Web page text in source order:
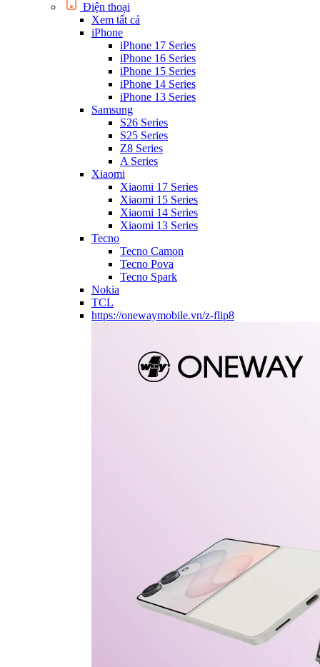
Điện thoại
Xem tất cả
iPhone
iPhone 17 Series
iPhone 16 Series
iPhone 15 Series
iPhone 14 Series
iPhone 13 Series
Samsung
S26 Series
S25 Series
Z8 Series
A Series
Xiaomi
Xiaomi 17 Series
Xiaomi 15 Series
Xiaomi 14 Series
Xiaomi 13 Series
Tecno
Tecno Camon
Tecno Pova
Tecno Spark
Nokia
TCL
https://onewaymobile.vn/z-flip8